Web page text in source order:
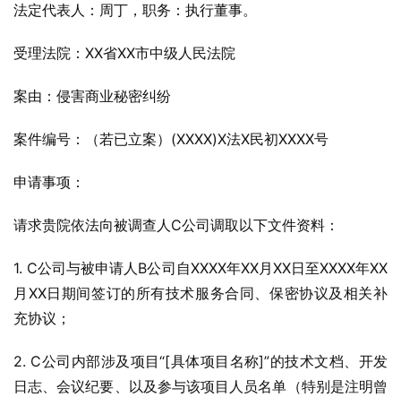
法定代表人：周丁，职务：执行董事。
受理法院：XX省XX市中级人民法院
案由：侵害商业秘密纠纷
案件编号：（若已立案）(XXXX)X法X民初XXXX号
申请事项：
请求贵院依法向被调查人C公司调取以下文件资料：
1. C公司与被申请人B公司自XXXX年XX月XX日至XXXX年XX
月XX日期间签订的所有技术服务合同、保密协议及相关补
充协议；
2. C公司内部涉及项目“[具体项目名称]”的技术文档、开发
日志、会议纪要、以及参与该项目人员名单（特别是注明曾